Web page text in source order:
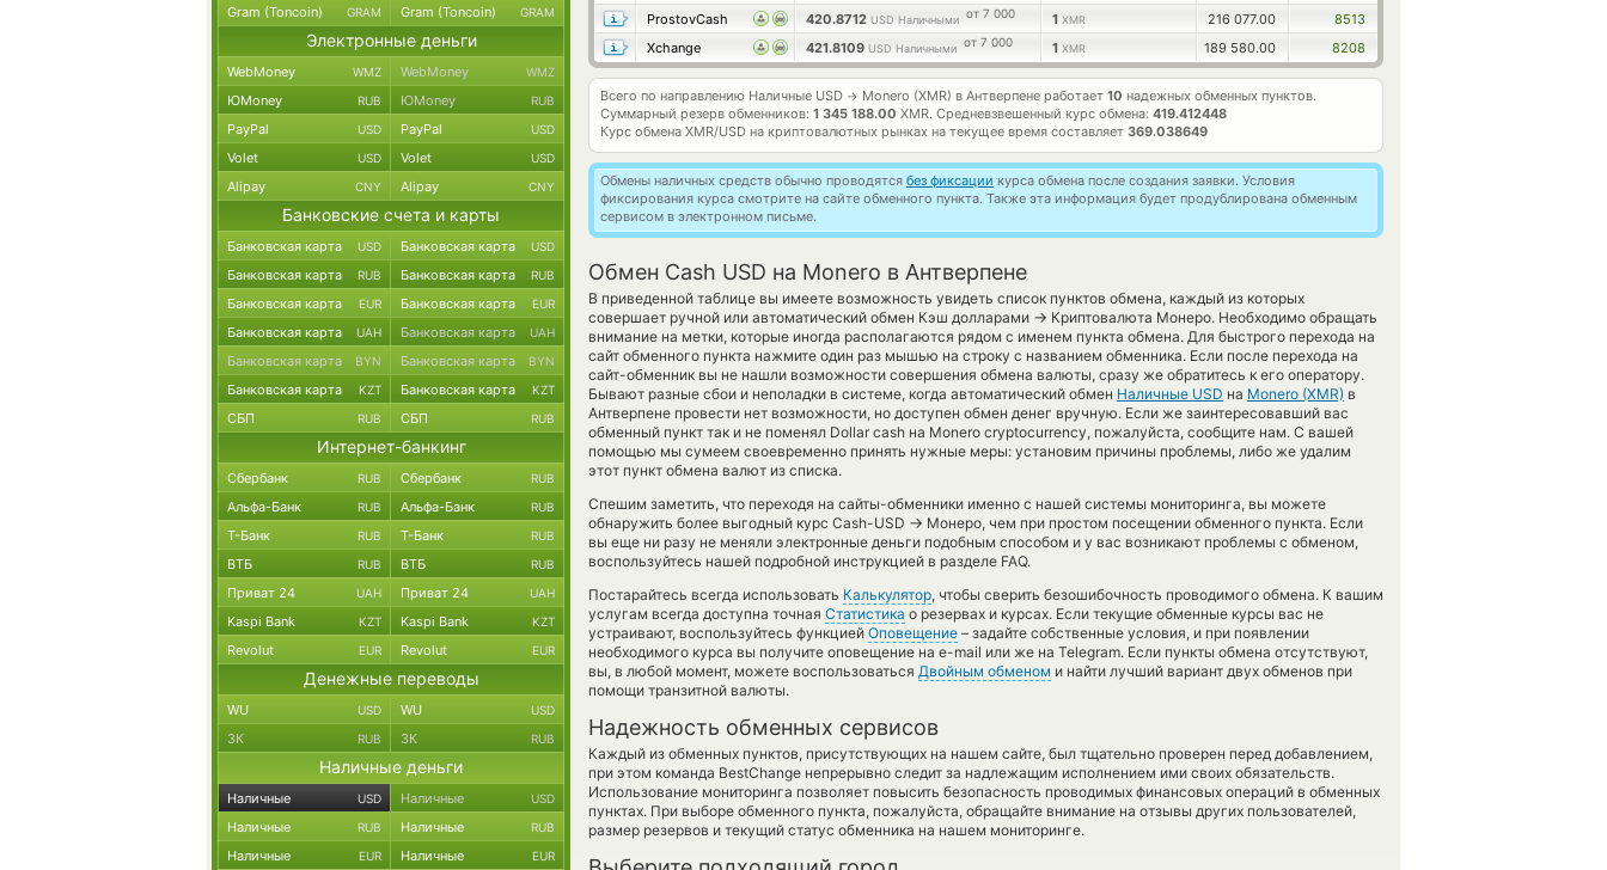
ProstovCash
420.8712 USD Наличными от 7 000 1 XMR 216 077.00
8513
Xchange
421.8109 USD Наличными от 7 000 1 XMR 189 580.00 8208
Всего по направлению Наличные USD → Monero (XMR) в Антверпене работает 10 надежных обменных пунктов.
Суммарный резерв обменников: 1 345 188.00 XMR. Средневзвешенный курс обмена: 419.412448
Курс обмена XMR/USD на криптовалютных рынках на текущее время составляет 369.038649
Обмены наличных средств обычно проводятся без фиксации курса обмена после создания заявки. Условия
фиксирования курса смотрите на сайте обменного пункта. Также эта информация будет продублирована обменным
сервисом в электронном письме.
Обмен Cash USD на Monero в Антверпене
В приведенной таблице вы имеете возможность увидеть список пунктов обмена, каждый из которых
совершает ручной или автоматический обмен Кэш долларами → Криптовалюта Монеро. Необходимо обращать
внимание на метки, которые иногда располагаются рядом с именем пункта обмена. Для быстрого перехода на
сайт обменного пункта нажмите один раз мышью на строку с названием обменника. Если после перехода на
сайт-обменник вы не нашли возможности совершения обмена валюты, сразу же обратитесь к его оператору.
Бывают разные сбои и неполадки в системе, когда автоматический обмен Наличные USD на Monero (XMR) в
Антверпене провести нет возможности, но доступен обмен денег вручную. Если же заинтересовавший вас
обменный пункт так и не поменял Dollar cash на Monero cryptocurrency, пожалуйста, сообщите нам. С вашей
помощью мы сумеем своевременно принять нужные меры: установим причины проблемы, либо же удалим
этот пункт обмена валют из списка.
Спешим заметить, что переходя на сайты-обменники именно с нашей системы мониторинга, вы можете
обнаружить более выгодный курс Cash-USD → Монеро, чем при простом посещении обменного пункта. Если
вы еще ни разу не меняли электронные деньги подобным способом и у вас возникают проблемы с обменом,
воспользуйтесь нашей подробной инструкцией в разделе FAQ.
Постарайтесь всегда использовать Калькулятор, чтобы сверить безошибочность проводимого обмена. К вашим
услугам всегда доступна точная Статистика о резервах и курсах. Если текущие обменные курсы вас не
устраивают, воспользуйтесь функцией Оповещение – задайте собственные условия, и при появлении
необходимого курса вы получите оповещение на e-mail или же на Telegram. Если пункты обмена отсутствуют,
вы, в любой момент, можете воспользоваться Двойным обменом и найти лучший вариант двух обменов при
помощи транзитной валюты.
Надежность обменных сервисов
Каждый из обменных пунктов, присутствующих на нашем сайте, был тщательно проверен перед добавлением,
при этом команда BestChange непрерывно следит за надлежащим исполнением ими своих обязательств.
Использование мониторинга позволяет повысить безопасность проводимых финансовых операций в обменных
пунктах. При выборе обменного пункта, пожалуйста, обращайте внимание на отзывы других пользователей,
размер резервов и текущий статус обменника на нашем мониторинге.
Gram (Toncoin) GRAM Gram (Toncoin) GRAM
Электронные деньги
WebMoney WMZ WebMoney WMZ
ЮMoney RUB ЮMoney RUB
PayPal USD PayPal USD
Volet USD Volet USD
Alipay CNY Alipay CNY
Банковские счета и карты
Банковская карта USD Банковская карта USD
Банковская карта RUB Банковская карта RUB
Банковская карта EUR Банковская карта EUR
Банковская карта UAH Банковская карта UAH
Банковская карта BYN Банковская карта BYN
Банковская карта KZT Банковская карта KZT
СБП RUB СБП RUB
Интернет-банкинг
Сбербанк RUB Сбербанк RUB
Альфа-Банк RUB Альфа-Банк RUB
Т-Банк RUB Т-Банк RUB
ВТБ RUB ВТБ RUB
Приват 24 UAH Приват 24 UAH
Kaspi Bank KZT Kaspi Bank KZT
Revolut EUR Revolut EUR
Денежные переводы
WU USD WU USD
ЗК RUB ЗК RUB
Наличные деньги
Наличные USD Наличные USD
Наличные RUB Наличные RUB
Наличные EUR Наличные EUR